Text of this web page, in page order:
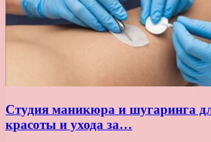
Студия маникюра и шугаринга
красоты и ухода за…